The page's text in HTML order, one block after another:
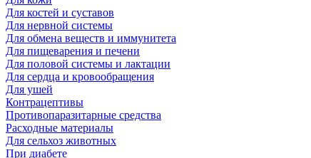
Для костей и суставов
Для нервной системы
Для обмена веществ и иммунитета
Для пищеварения и печени
Для половой системы и лактации
Для сердца и кровообращения
Для ушей
Контрацептивы
Противопаразитарные средства
Расходные материалы
Для сельхоз животных
При диабете